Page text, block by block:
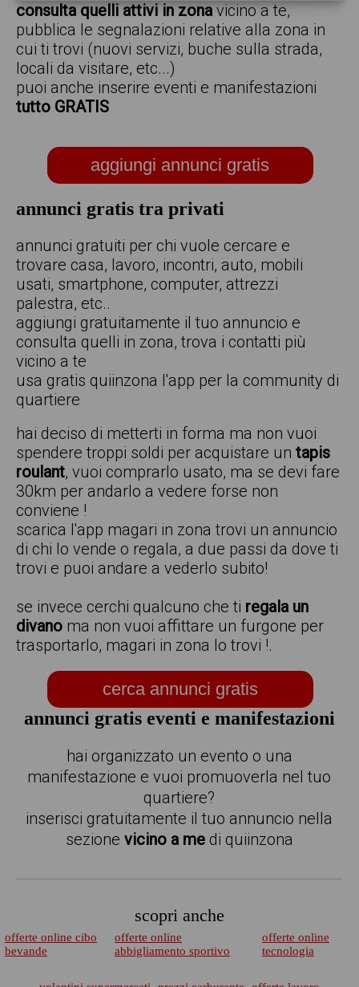
consulta quelli attivi in zonavicino a te,
pubblica le segnalazioni relative alla zona in
cui ti trovi (nuovi servizi, buche sulla strada,
locali da visitare, etc...)
puoi anche inserire eventi e manifestazioni
tutto GRATIS
aggiungi annunci gratis
annunci gratis tra privati
annunci gratuiti per chi vuole cercare e
trovare casa, lavoro, incontri, auto, mobili
usati, smartphone, computer, attrezzi
palestra, etc..
aggiungi gratuitamente il tuo annuncio e
consulta quelli in zona, trova i contatti più
vicino a te
usa gratis quiinzona l'app per la community di
quartiere
hai deciso di metterti in forma ma non vuoi
spendere troppi soldi per acquistare untapis
roulant, vuoi comprarlo usato, ma se devi fare
30km per andarlo a vedere forse non
conviene !
scarica l'app magari in zona trovi un annuncio
di chi lo vende o regala, a due passi da dove ti
trovi e puoi andare a vederlo subito!
se invece cerchi qualcuno che ti regala un
divano ma non vuoi affittare un furgone per
trasportarlo, magari in zona lo trovi !.
cerca annunci gratis
annunci gratis eventi e manifestazioni
hai organizzato un evento o una
manifestazione e vuoi promuoverla nel tuo
quartiere?
inserisci gratuitamente il tuo annuncio nella
sezione vicino a medi quiinzona
scopri anche
offerte online cibo
bevande
offerte online
abbigliamento sportivo
offerte online
tecnologia